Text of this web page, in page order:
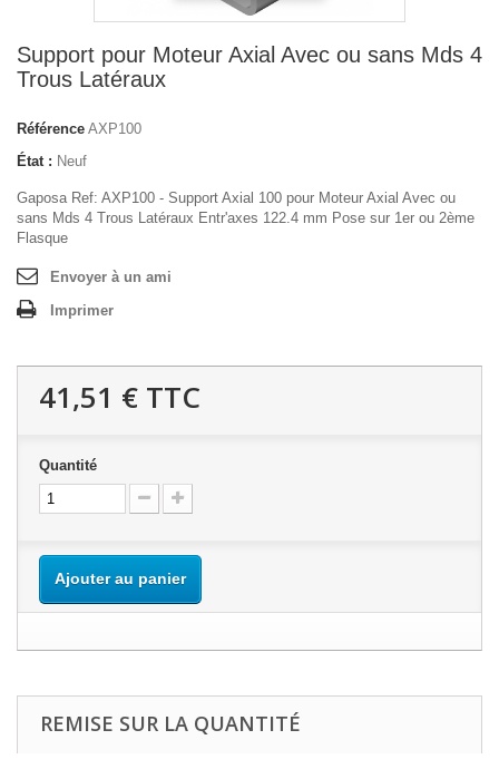
Support pour Moteur Axial Avec ou sans Mds 4
Trous Latéraux
Référence AXP100
État : Neuf
Gaposa Ref: AXP100 - Support Axial 100 pour Moteur Axial Avec ou
sans Mds 4 Trous Latéraux Entr'axes 122.4 mm Pose sur 1er ou 2ème
Flasque
Envoyer à un ami
Imprimer
41,51 € TTC
Quantité
Ajouter au panier
REMISE SUR LA QUANTITÉ